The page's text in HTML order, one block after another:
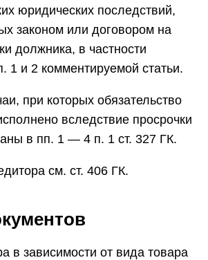
юридических последствий,
законом или договором на
должника, в частности
1 и 2 комментируемой статьи.
при которых обязательство
вследствие просрочки
в пп. 1 — 4 п. 1 ст. 327 ГК.
см. ст. 406 ГК.
в зависимости от вида товара